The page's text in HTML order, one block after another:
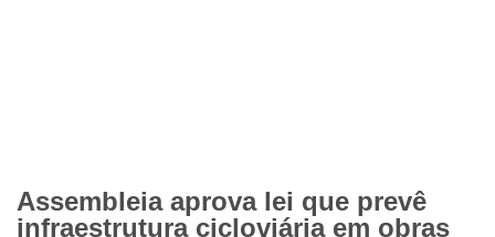
Assembleia aprova lei que prevê
infraestrutura cicloviária em obras